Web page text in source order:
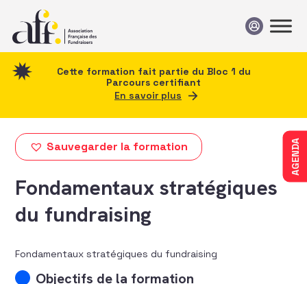
AGENDA
Cette formation fait partie du Bloc 1 du
Parcours certifiant
En savoir plus
Sauvegarder la formation
Fondamentaux stratégiques
du fundraising
Fondamentaux stratégiques du fundraising
Objectifs de la formation